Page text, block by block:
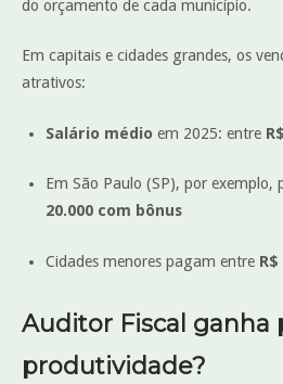
do orçamento de cada município.
Em capitais e cidades grandes, os
atrativos:
Salário médio em 2025: entre
Em São Paulo (SP), por exemplo,
20.000 com bônus
Cidades menores pagam entre R$
Auditor Fiscal ganha
produtividade?